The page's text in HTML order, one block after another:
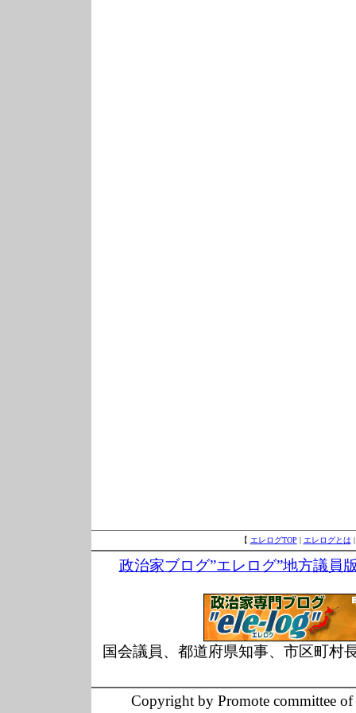
【 エレログTOP | エレログとは
政治家ブログ”エレログ”地方議員
国会議員、都道府県知事、市区町村
Copyright by Promote committee